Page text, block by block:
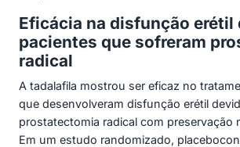
Eficácia na disfunção erétil
pacientes que sofreram
radical
A tadalafila mostrou ser eficaz no
que desenvolveram disfunção erétil
prostatectomia radical com preservação
Em um estudo randomizado,